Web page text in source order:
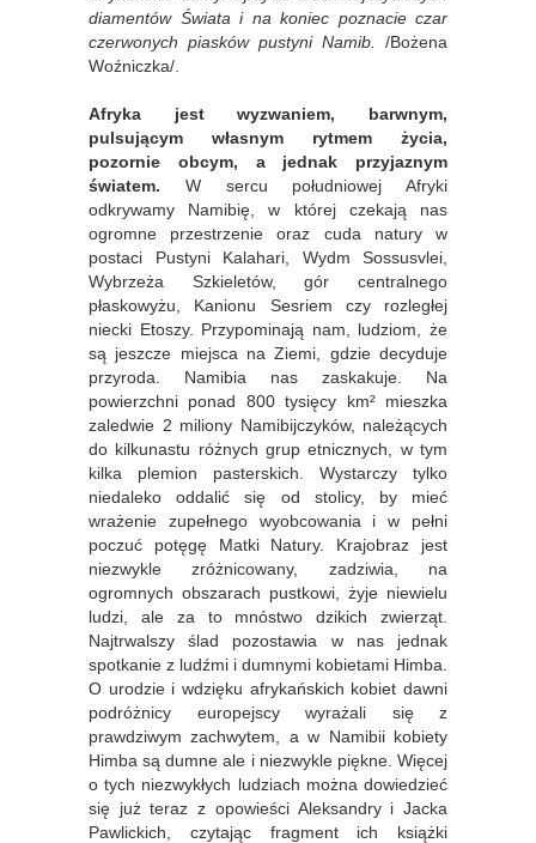
diamentów Świata i na koniec poznacie czar
czerwonych piasków pustyni Namib. /Bożena
Woźniczka/.
Afryka jest wyzwaniem, barwnym,
pulsującym własnym rytmem życia,
pozornie obcym, a jednak przyjaznym
światem. W sercu południowej Afryki
odkrywamy Namibię, w której czekają nas
ogromne przestrzenie oraz cuda natury w
postaci Pustyni Kalahari, Wydm Sossusvlei,
Wybrzeża Szkieletów, gór centralnego
płaskowyżu, Kanionu Sesriem czy rozległej
niecki Etoszy. Przypominają nam, ludziom, że
są jeszcze miejsca na Ziemi, gdzie decyduje
przyroda. Namibia nas zaskakuje. Na
powierzchni ponad 800 tysięcy km² mieszka
zaledwie 2 miliony Namibijczyków, należących
do kilkunastu różnych grup etnicznych, w tym
kilka plemion pasterskich. Wystarczy tylko
niedaleko oddalić się od stolicy, by mieć
wrażenie zupełnego wyobcowania i w pełni
poczuć potęgę Matki Natury. Krajobraz jest
niezwykle zróżnicowany, zadziwia, na
ogromnych obszarach pustkowi, żyje niewielu
ludzi, ale za to mnóstwo dzikich zwierząt.
Najtrwalszy ślad pozostawia w nas jednak
spotkanie z ludźmi i dumnymi kobietami Himba.
O urodzie i wdzięku afrykańskich kobiet dawni
podróżnicy europejscy wyrażali się z
prawdziwym zachwytem, a w Namibii kobiety
Himba są dumne ale i niezwykle piękne. Więcej
o tych niezwykłych ludziach można dowiedzieć
się już teraz z opowieści Aleksandry i Jacka
Pawlickich, czytając fragment ich książki